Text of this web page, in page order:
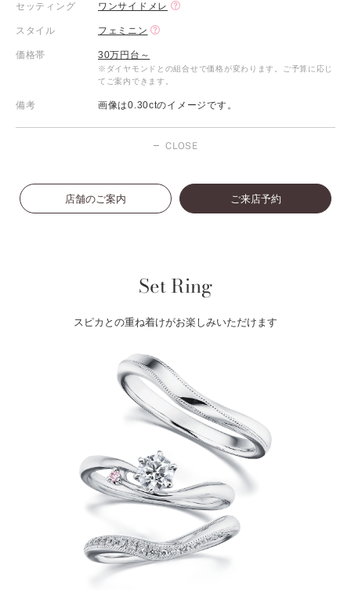
セッティング ワンサイドメレ
スタイル フェミニン
価格帯 30万円台～
※ダイヤモンドとの組合せで価格が変わります。ご予算に応じ
てご案内できます。
備考 画像は0.30ctのイメージです。
CLOSE
店舗のご案内 ご来店予約
Set Ring
スピカとの重ね着けがお楽しみいただけます